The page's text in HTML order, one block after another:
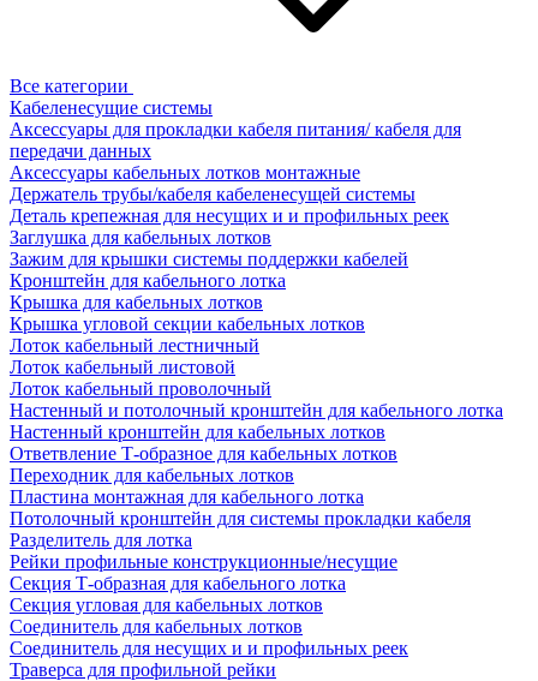
Все категории
Кабеленесущие системы
Аксессуары для прокладки кабеля питания/ кабеля для
передачи данных
Аксессуары кабельных лотков монтажные
Держатель трубы/кабеля кабеленесущей системы
Деталь крепежная для несущих и и профильных реек
Заглушка для кабельных лотков
Зажим для крышки системы поддержки кабелей
Кронштейн для кабельного лотка
Крышка для кабельных лотков
Крышка угловой секции кабельных лотков
Лоток кабельный лестничный
Лоток кабельный листовой
Лоток кабельный проволочный
Настенный и потолочный кронштейн для кабельного лотка
Настенный кронштейн для кабельных лотков
Ответвление Т-образное для кабельных лотков
Переходник для кабельных лотков
Пластина монтажная для кабельного лотка
Потолочный кронштейн для системы прокладки кабеля
Разделитель для лотка
Рейки профильные конструкционные/несущие
Секция Т-образная для кабельного лотка
Секция угловая для кабельных лотков
Соединитель для кабельных лотков
Соединитель для несущих и и профильных реек
Траверса для профильной рейки